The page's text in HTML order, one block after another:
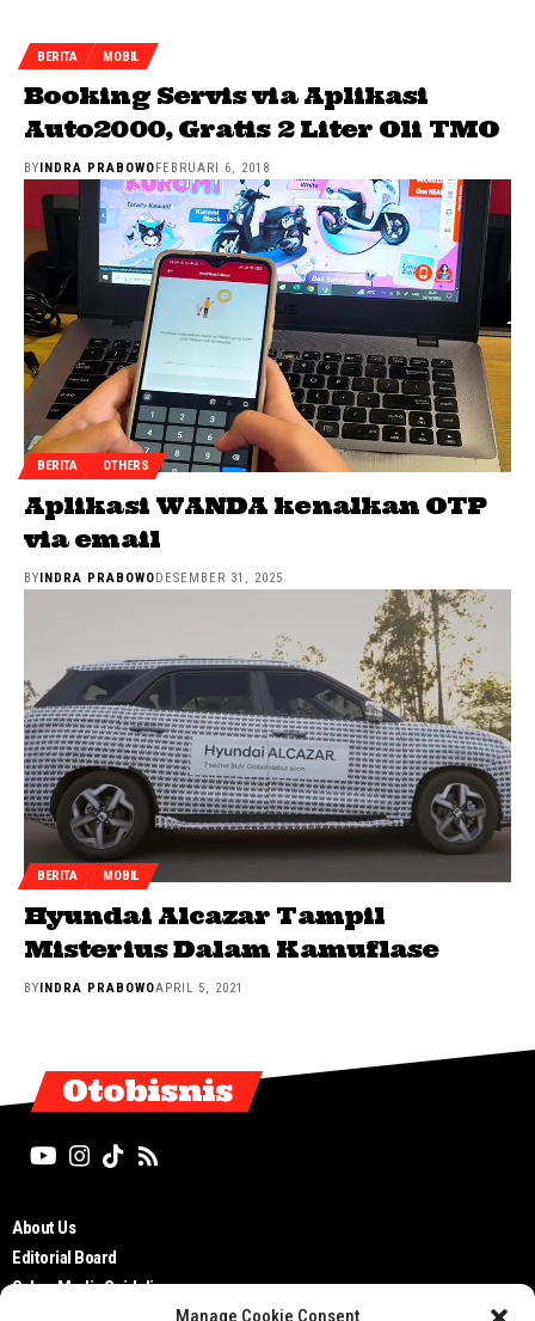
Manage Cookie Consent
BERITA MOBIL
Booking Servis via Aplikasi
Auto2000, Gratis 2 Liter Oli TMO
BYINDRA PRABOWOFEBRUARI 6, 2018
BERITA OTHERS
Aplikasi WANDA kenalkan OTP
via email
BYINDRA PRABOWODESEMBER 31, 2025
BERITA MOBIL
Hyundai Alcazar Tampil
Misterius Dalam Kamuflase
BYINDRA PRABOWOAPRIL 5, 2021
Otobisnis
About Us
Editorial Board
Cyber Media Guidelines